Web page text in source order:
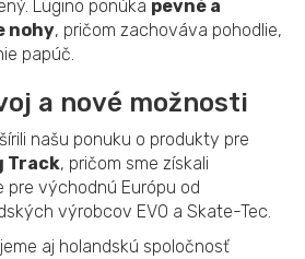
Lugino ponúka pevné a
nohy, pričom zachováva pohodlie,
papúč.
a nové možnosti
našu ponuku o produkty pre
Track, pričom sme získali
pre východnú Európu od
výrobcov EVO a Skate-Tec.
aj holandskú spoločnosť